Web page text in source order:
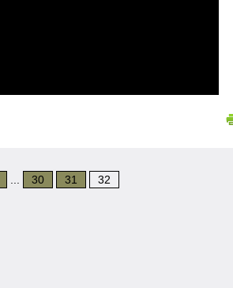
30 31 32